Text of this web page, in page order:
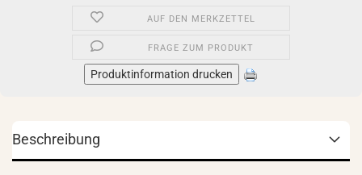
AUF DEN MERKZETTEL
FRAGE ZUM PRODUKT
Produktinformation drucken
Beschreibung